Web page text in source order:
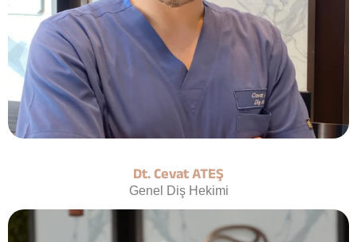
Dt. Cevat ATEŞ
Genel Diş Hekimi